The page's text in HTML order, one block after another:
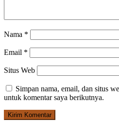
Nama *
Email *
Situs Web
Simpan nama, email, dan situs
untuk komentar saya berikutnya.